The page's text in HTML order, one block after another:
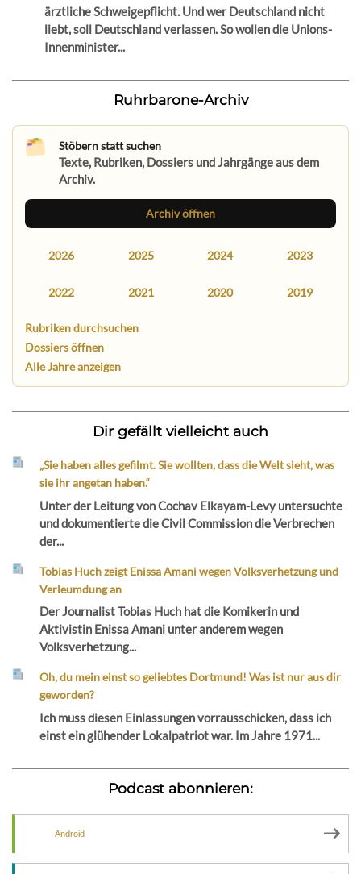
ärztliche Schweigepflicht. Und wer Deutschland nicht
liebt, soll Deutschland verlassen. So wollen die Unions-
Innenminister...
Ruhrbarone-Archiv
Stöbern statt suchen
Texte, Rubriken, Dossiers und Jahrgänge aus dem
Archiv.
Archiv öffnen
2026 2025 2024 2023
2022 2021 2020 2019
Rubriken durchsuchen
Dossiers öffnen
Alle Jahre anzeigen
Dir gefällt vielleicht auch
„Sie haben alles gefilmt. Sie wollten, dass die Welt sieht, was
sie ihr angetan haben.“
Unter der Leitung von Cochav Elkayam-Levy untersuchte
und dokumentierte die Civil Commission die Verbrechen
der...
Tobias Huch zeigt Enissa Amani wegen Volksverhetzung und
Verleumdung an
Der Journalist Tobias Huch hat die Komikerin und
Aktivistin Enissa Amani unter anderem wegen
Volksverhetzung...
Oh, du mein einst so geliebtes Dortmund! Was ist nur aus dir
geworden?
Ich muss diesen Einlassungen vorrausschicken, dass ich
einst ein glühender Lokalpatriot war. Im Jahre 1971...
Podcast abonnieren:
Android